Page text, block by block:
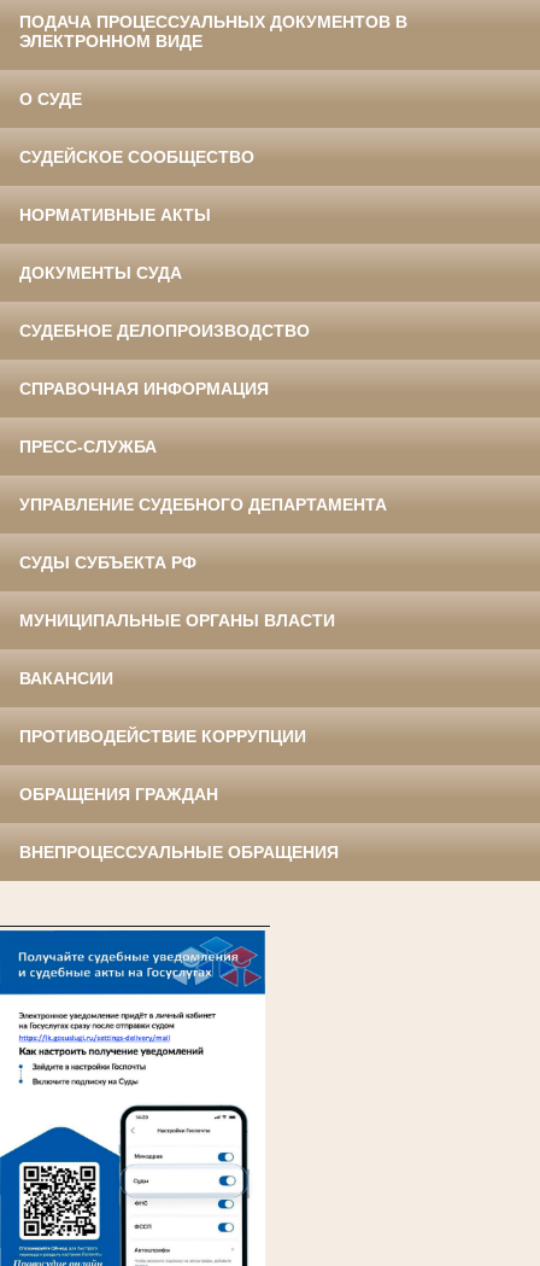
ПОДАЧА ПРОЦЕССУАЛЬНЫХ ДОКУМЕНТОВ В
ЭЛЕКТРОННОМ ВИДЕ
О СУДЕ
СУДЕЙСКОЕ СООБЩЕСТВО
НОРМАТИВНЫЕ АКТЫ
ДОКУМЕНТЫ СУДА
СУДЕБНОЕ ДЕЛОПРОИЗВОДСТВО
СПРАВОЧНАЯ ИНФОРМАЦИЯ
ПРЕСС-СЛУЖБА
УПРАВЛЕНИЕ СУДЕБНОГО ДЕПАРТАМЕНТА
СУДЫ СУБЪЕКТА РФ
МУНИЦИПАЛЬНЫЕ ОРГАНЫ ВЛАСТИ
ВАКАНСИИ
ПРОТИВОДЕЙСТВИЕ КОРРУПЦИИ
ОБРАЩЕНИЯ ГРАЖДАН
ВНЕПРОЦЕССУАЛЬНЫЕ ОБРАЩЕНИЯ